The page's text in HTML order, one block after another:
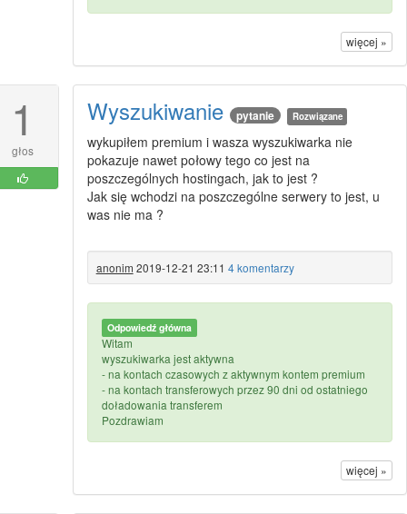
więcej »
1
głos
Wyszukiwanie pytanie Rozwiązane
wykupiłem premium i wasza wyszukiwarka nie
pokazuje nawet połowy tego co jest na
poszczególnych hostingach, jak to jest ?
Jak się wchodzi na poszczególne serwery to jest, u
was nie ma ?
anonim 2019-12-21 23:11 4 komentarzy
Odpowiedź główna
Witam
wyszukiwarka jest aktywna
- na kontach czasowych z aktywnym kontem premium
- na kontach transferowych przez 90 dni od ostatniego
doładowania transferem
Pozdrawiam
więcej »